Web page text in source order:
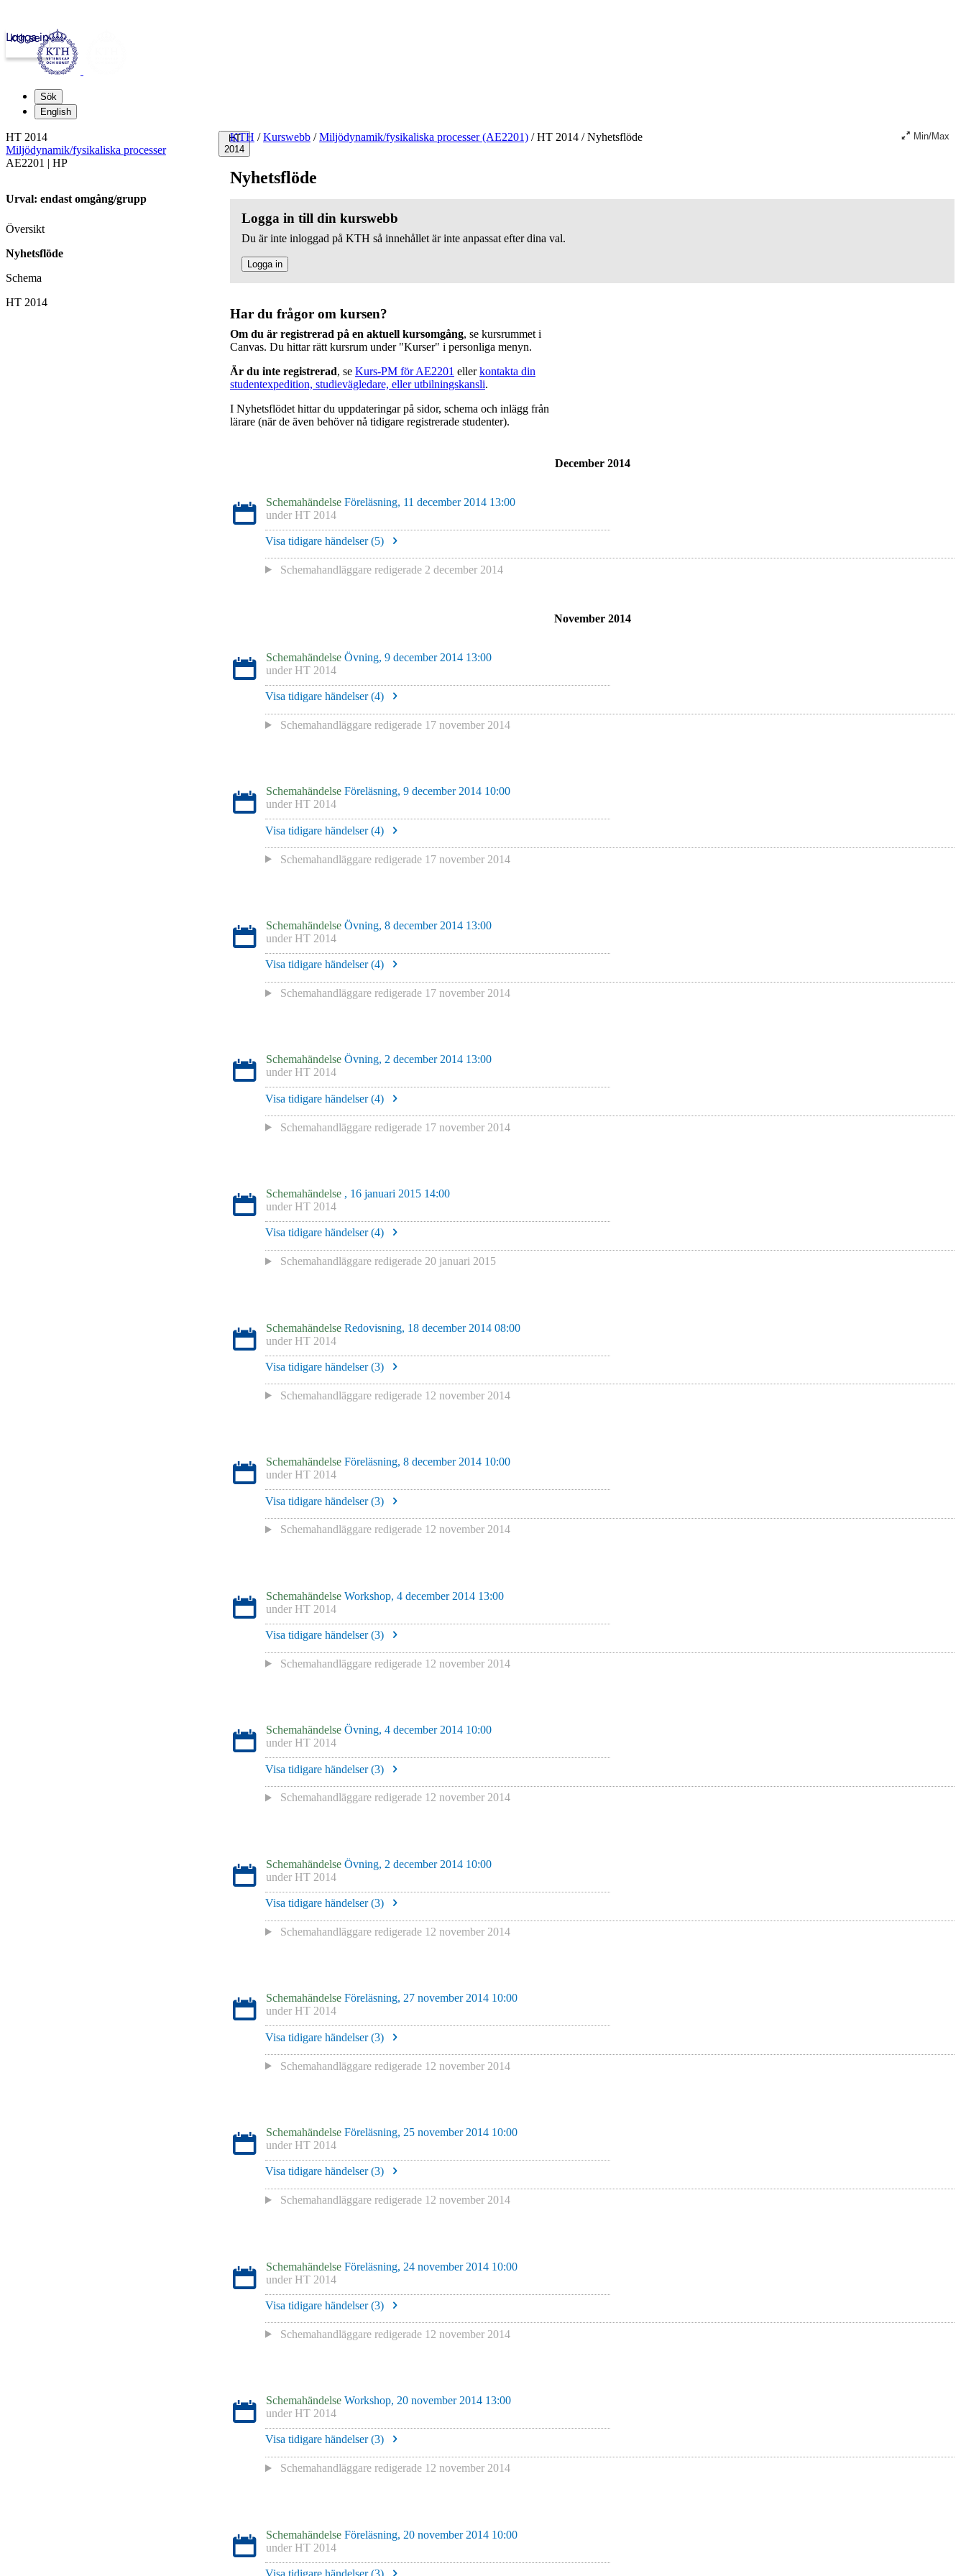
kth.se
Logga in
Sök
English
HT
2014
KTH / Kurswebb / Miljödynamik/fysikaliska processer (AE2201) /HT 2014 /Nyhetsflöde Min/Max
Nyhetsflöde
Logga in till din kurswebb
Du är inte inloggad på KTH så innehållet är inte anpassat efter dina val.
Logga in
Har du frågor om kursen?
Om du är registrerad på en aktuell kursomgång, se kursrummet i
Canvas. Du hittar rätt kursrum under "Kurser" i personliga menyn.
Är du inte registrerad, se Kurs-PM för AE2201 ellerkontakta din
studentexpedition, studievägledare, eller utbilningskansli.
I Nyhetsflödet hittar du uppdateringar på sidor, schema och inlägg från
lärare (när de även behöver nå tidigare registrerade studenter).
December 2014
Schemahändelse Föreläsning, 11 december 2014 13:00
under HT 2014
Visa tidigare händelser (5)
Schemahandläggare redigerade 2 december 2014
November 2014
Schemahändelse Övning, 9 december 2014 13:00
under HT 2014
Visa tidigare händelser (4)
Schemahandläggare redigerade 17 november 2014
Schemahändelse Föreläsning, 9 december 2014 10:00
under HT 2014
Visa tidigare händelser (4)
Schemahandläggare redigerade 17 november 2014
Schemahändelse Övning, 8 december 2014 13:00
under HT 2014
Visa tidigare händelser (4)
Schemahandläggare redigerade 17 november 2014
Schemahändelse Övning, 2 december 2014 13:00
under HT 2014
Visa tidigare händelser (4)
Schemahandläggare redigerade 17 november 2014
Schemahändelse , 16 januari 2015 14:00
under HT 2014
Visa tidigare händelser (4)
Schemahandläggare redigerade 20 januari 2015
Schemahändelse Redovisning, 18 december 2014 08:00
under HT 2014
Visa tidigare händelser (3)
Schemahandläggare redigerade 12 november 2014
Schemahändelse Föreläsning, 8 december 2014 10:00
under HT 2014
Visa tidigare händelser (3)
Schemahandläggare redigerade 12 november 2014
Schemahändelse Workshop, 4 december 2014 13:00
under HT 2014
Visa tidigare händelser (3)
Schemahandläggare redigerade 12 november 2014
Schemahändelse Övning, 4 december 2014 10:00
under HT 2014
Visa tidigare händelser (3)
Schemahandläggare redigerade 12 november 2014
Schemahändelse Övning, 2 december 2014 10:00
under HT 2014
Visa tidigare händelser (3)
Schemahandläggare redigerade 12 november 2014
Schemahändelse Föreläsning, 27 november 2014 10:00
under HT 2014
Visa tidigare händelser (3)
Schemahandläggare redigerade 12 november 2014
Schemahändelse Föreläsning, 25 november 2014 10:00
under HT 2014
Visa tidigare händelser (3)
Schemahandläggare redigerade 12 november 2014
Schemahändelse Föreläsning, 24 november 2014 10:00
under HT 2014
Visa tidigare händelser (3)
Schemahandläggare redigerade 12 november 2014
Schemahändelse Workshop, 20 november 2014 13:00
under HT 2014
Visa tidigare händelser (3)
Schemahandläggare redigerade 12 november 2014
Schemahändelse Föreläsning, 20 november 2014 10:00
under HT 2014
Visa tidigare händelser (3)
HT 2014
Miljödynamik/fysikaliska processer
AE2201 | HP
Urval: endast omgång/grupp
Översikt
Nyhetsflöde
Schema
HT 2014